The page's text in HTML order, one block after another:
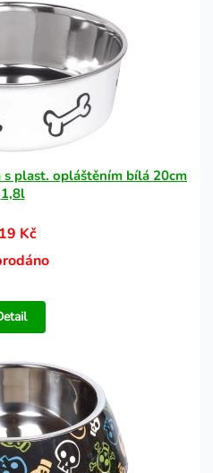
s plast. opláštěním bílá 20cm
1,8l
Kč